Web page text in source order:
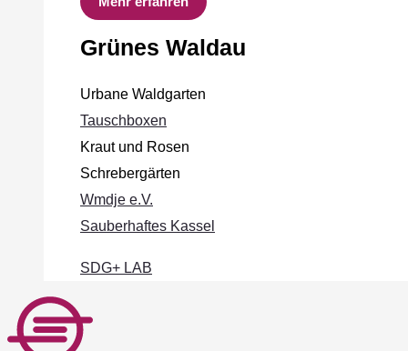
Grünes Waldau
Urbane Waldgarten
Tauschboxen
Kraut und Rosen
Schrebergärten
Wmdje e.V.
Sauberhaftes Kassel
SDG+ LAB